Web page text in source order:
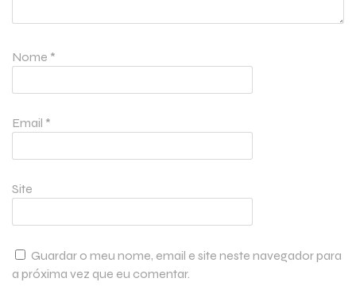
Nome *
Email *
Site
Guardar o meu nome, email e site neste navegador para
a próxima vez que eu comentar.